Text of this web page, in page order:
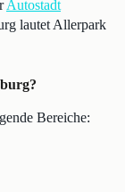
Autostadt
lautet Allerpark
Bereiche: